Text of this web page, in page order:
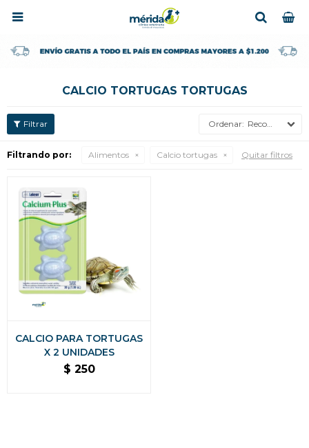

CALCIO TORTUGAS TORTUGAS
Recomendados
Filtrando por: Alimentos Calcio tortugas Quitar filtros
CALCIO PARA TORTUGAS
X 2 UNIDADES
$ 250